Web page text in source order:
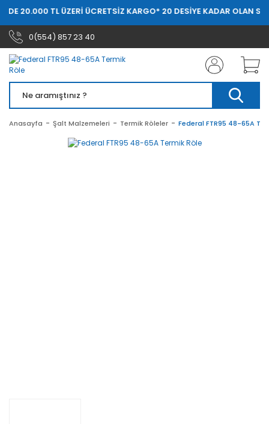
20.000 TL ÜZERİ ÜCRETSİZ KARGO* 20 DESİYE KADAR OLAN
0(554) 857 23 40
Anasayfa Şalt Malzemeleri Termik Röleler Federal FTR95 48-65A